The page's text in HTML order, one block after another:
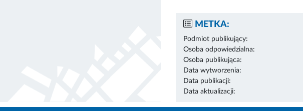
METKA:
Podmiot publikujący:
Osoba odpowiedzialna:
Osoba publikująca:
Data wytworzenia:
Data publikacji:
Data aktualizacji: